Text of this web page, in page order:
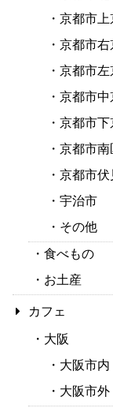
京都市上
京都市右
京都市左
京都市中
京都市下
京都市南
京都市伏
宇治市
その他
食べもの
お土産
カフェ
大阪
大阪市内
大阪市外